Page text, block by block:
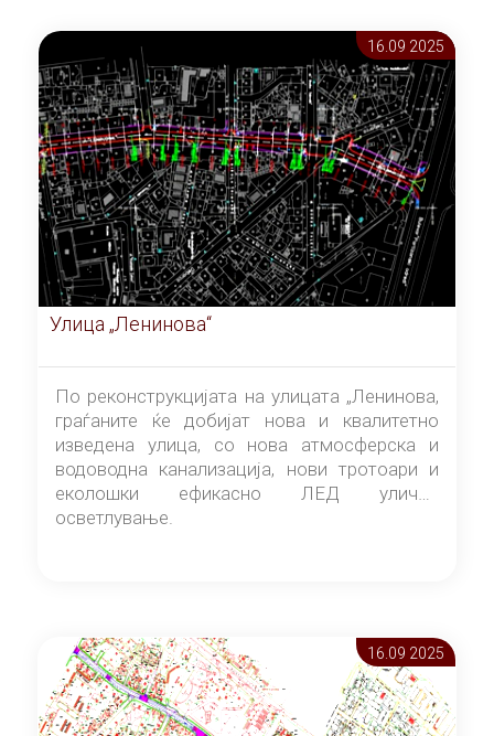
16.09 2025
Улица „Ленинова“
По реконструкцијата на улицата „Ленинова,
граѓаните ќе добијат нова и квалитетно
изведена улица, со нова атмосферска и
водоводна канализација, нови тротоари и
еколошки ефикасно ЛЕД улично
осветлување.
16.09 2025